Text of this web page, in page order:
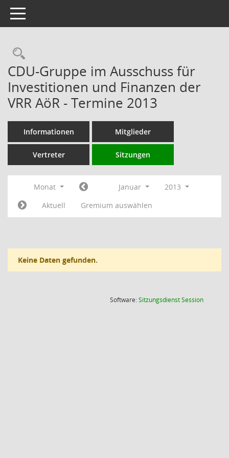
Toggle navigation
Rechercheauswahl
CDU-Gruppe im Ausschuss für
Investitionen und Finanzen der
VRR AöR - Termine 2013
Informationen Mitglieder
Vertreter Sitzungen
Monat Januar
2013
Aktuell
Gremium auswählen
Keine Daten gefunden.
Software:SitzungsdienstSession(Wird in